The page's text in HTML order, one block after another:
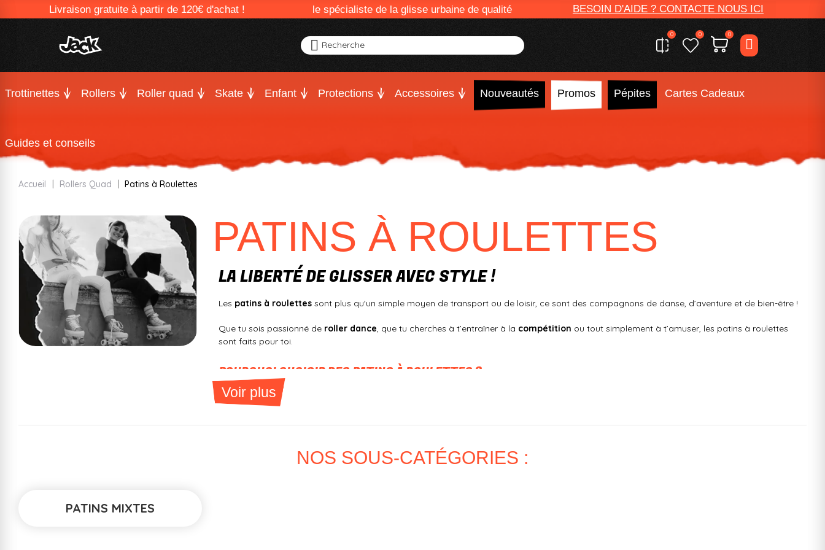
Livraison gratuite à partir de 120€ d'achat ! le spécialiste de la glisse urbaine de qualité BESOIN D'AIDE ? CONTACTE NOUS ICI
Recherche
0 0 0
Trottinettes Rollers Roller quad Skate Enfant Protections Accessoires Nouveautés Promos Pépites Cartes Cadeaux
Guides et conseils
Accueil Rollers Quad Patins à Roulettes
PATINS À ROULETTES
LA LIBERTÉ DE GLISSER AVEC STYLE !
Les patins à roulettes sont plus qu'un simple moyen de transport ou de loisir, ce sont des compagnons de danse, d’aventure et de bien-être !
Que tu sois passionné de roller dance, que tu cherches à t’entraîner à la compétition ou tout simplement à t’amuser, les patins à roulettes
sont faits pour toi.
POURQUOI CHOISIR DES PATINS À ROULETTES ?
Liberté et Fun– Laisse-toi emporter par la glisse et la sensation de liberté que t’apportent les patins à roulettes.
Exercice et Bien-être– Améliore ton équilibre, renforce ta musculature et profite des bienfaits de l’exercice tout en t’amusant !
Design rétro et moderne– Que ce soit pour un look rétro ou plus actuel, tu trouveras forcément la paire de patins à roulettes qui te
Voir plus
PATINS MIXTES